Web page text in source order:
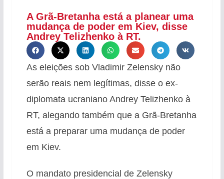
A Grã-Bretanha está a planear uma
mudança de poder em Kiev, disse
Andrey Telizhenko à RT.
As eleições sob Vladimir Zelensky não
serão reais nem legítimas, disse o ex-
diplomata ucraniano Andrey Telizhenko à
RT, alegando também que a Grã-Bretanha
está a preparar uma mudança de poder
em Kiev.
O mandato presidencial de Zelensky